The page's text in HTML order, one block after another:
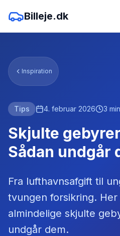
Billeje.dk
Inspiration
Tips 4. februar 2026 3
Skjulte
Sådan undgår
Fra lufthavnsafgift til
tvungen forsikring.
almindelige skjulte
undgår dem.